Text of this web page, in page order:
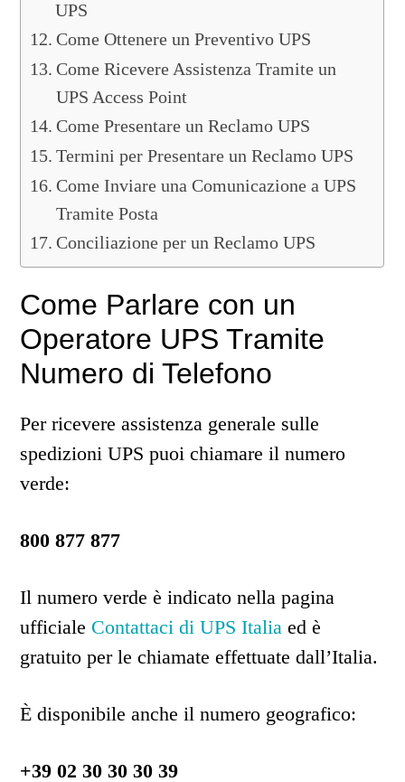
UPS
Come Ottenere un Preventivo UPS
Come Ricevere Assistenza Tramite un
UPS Access Point
Come Presentare un Reclamo UPS
Termini per Presentare un Reclamo UPS
Come Inviare una Comunicazione a UPS
Tramite Posta
Conciliazione per un Reclamo UPS
Come Parlare con un
Operatore UPS Tramite
Numero di Telefono
Per ricevere assistenza generale sulle
spedizioni UPS puoi chiamare il numero
verde:
800 877 877
Il numero verde è indicato nella pagina
ufficiale Contattaci di UPS Italia ed è
gratuito per le chiamate effettuate dall’Italia.
È disponibile anche il numero geografico:
+39 02 30 30 30 39